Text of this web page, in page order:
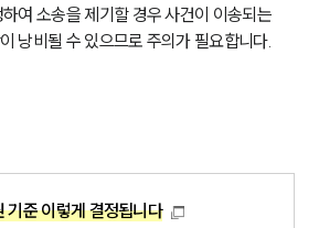
여 소송을 제기할 경우 사건이 이송되는
낭비될 수 있으므로 주의가 필요합니다.
기준 이렇게 결정됩니다